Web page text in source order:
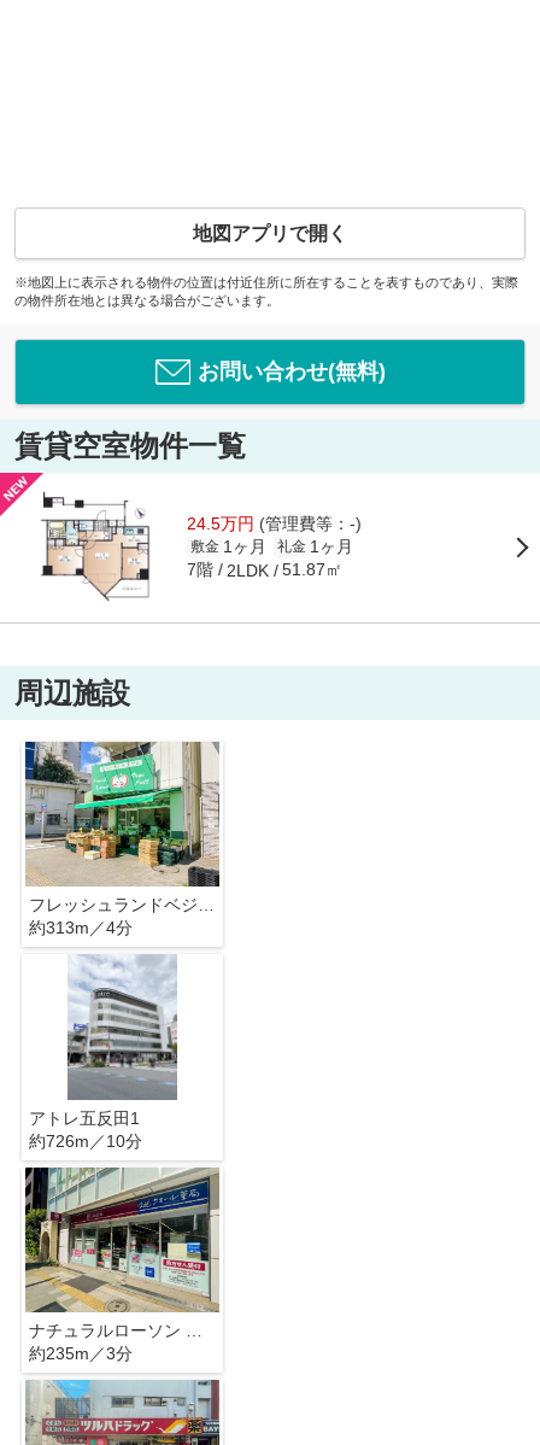
地図アプリで開く
※地図上に表示される物件の位置は付近住所に所在することを表すものであり、実際
の物件所在地とは異なる場合がございます。
お問い合わせ(無料)
賃貸空室物件一覧
24.5万円 (管理費等：-)
敷金 1ヶ月 礼金 1ヶ月
7階 2LDK 51.87㎡
周辺施設
約313m／4分
アトレ五反田1
約726m／10分
ナチュラルローソン 高輪台駅前店
約235m／3分